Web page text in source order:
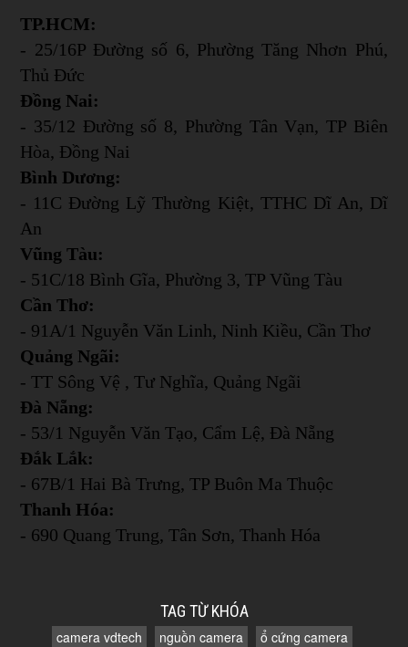
TP.HCM:
- 25/16P Đường số 6, Phường Tăng Nhơn Phú,
Thủ Đức
Đồng Nai:
- 35/12 Đường số 8, Phường Tân Vạn, TP Biên
Hòa, Đồng Nai
Bình Dương:
- 11C Đường Lỹ Thường Kiệt, TTHC Dĩ An, Dĩ
An
Vũng Tàu:
- 51C/18 Bình Gĩa, Phường 3, TP Vũng Tàu
Cần Thơ:
- 91A/1 Nguyễn Văn Linh, Ninh Kiều, Cần Thơ
Quảng Ngãi:
- TT Sông Vệ , Tư Nghĩa, Quảng Ngãi
Đà Nẵng:
- 53/1 Nguyễn Văn Tạo, Cẩm Lệ, Đà Nẵng
Đắk Lắk:
- 67B/1 Hai Bà Trưng, TP Buôn Ma Thuộc
Thanh Hóa:
- 690 Quang Trung, Tân Sơn, Thanh Hóa
TAG TỪ KHÓA
camera vdtech nguồn camera
ổ cứng camera